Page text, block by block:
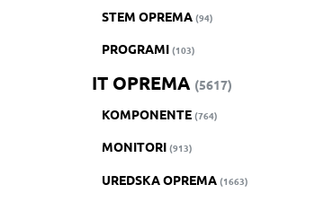
STEM OPREMA (94)
PROGRAMI (103)
IT OPREMA (5617)
KOMPONENTE (764)
MONITORI (913)
UREDSKA OPREMA (1663)